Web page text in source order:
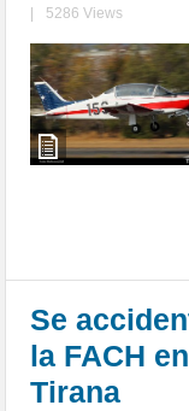
5286 Views
Se
la FACH
Tirana